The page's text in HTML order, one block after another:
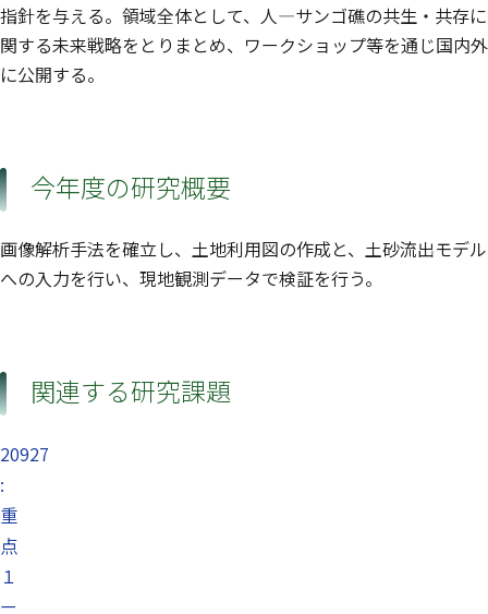
指針を与える。領域全体として、人—サンゴ礁の共生・共存に
関する未来戦略をとりまとめ、ワークショップ等を通じ国内外
に公開する。
今年度の研究概要
画像解析手法を確立し、土地利用図の作成と、土砂流出モデル
への入力を行い、現地観測データで検証を行う。
関連する研究課題
20927
:
重
点
１
ー